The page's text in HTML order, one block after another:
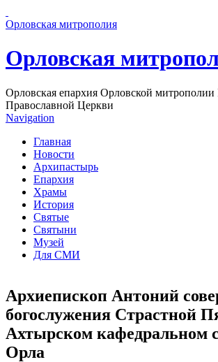
Орловская митрополия
Орловская
Орловская епархия Орловской митрополии
Православной Церкви
Navigation
Главная
Новости
Архипастырь
Епархия
Храмы
История
Святые
Святыни
Музей
Для СМИ
Архиепископ Антоний
богослужения Страстной
Ахтырском кафедральном
Орла